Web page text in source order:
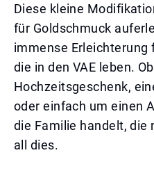
Diese kleine
für Goldschmuck
immense Erleichterung
die in den VAE leben.
Hochzeitsgeschenk,
oder einfach um einen
die Familie handelt, die
all dies.